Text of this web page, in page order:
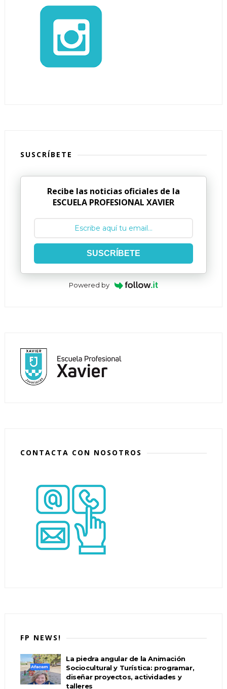
SUSCRÍBETE
Recibe las noticias oficiales de la
ESCUELA PROFESIONAL XAVIER
SUSCRÍBETE
Powered by
CONTACTA CON NOSOTROS
FP NEWS!
La piedra angular de la Animación
Sociocultural y Turística: programar,
diseñar proyectos, actividades y
talleres